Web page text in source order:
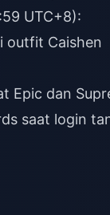
UTC+8):
outfit Caishen
Epic dan
saat login